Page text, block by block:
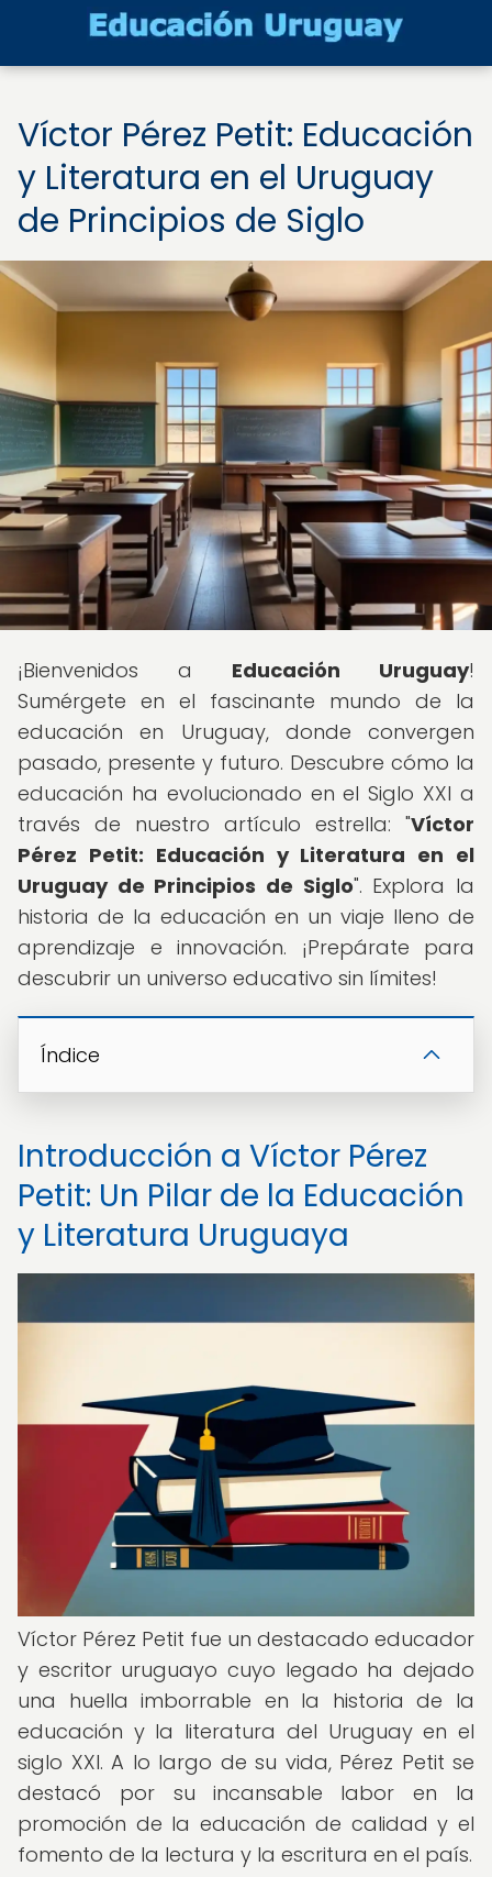
Víctor Pérez Petit: Educación
y Literatura en el Uruguay
de Principios de Siglo
¡Bienvenidos a Educación Uruguay!
Sumérgete en el fascinante mundo de la
educación en Uruguay, donde convergen
pasado, presente y futuro. Descubre cómo la
educación ha evolucionado en el Siglo XXI a
través de nuestro artículo estrella: "Víctor
Pérez Petit: Educación y Literatura en el
Uruguay de Principios de Siglo". Explora la
historia de la educación en un viaje lleno de
aprendizaje e innovación. ¡Prepárate para
descubrir un universo educativo sin límites!
Índice
Introducción a Víctor Pérez
Petit: Un Pilar de la Educación
y Literatura Uruguaya
Víctor Pérez Petit fue un destacado educador
y escritor uruguayo cuyo legado ha dejado
una huella imborrable en la historia de la
educación y la literatura del Uruguay en el
siglo XXI. A lo largo de su vida, Pérez Petit se
destacó por su incansable labor en la
promoción de la educación de calidad y el
fomento de la lectura y la escritura en el país.